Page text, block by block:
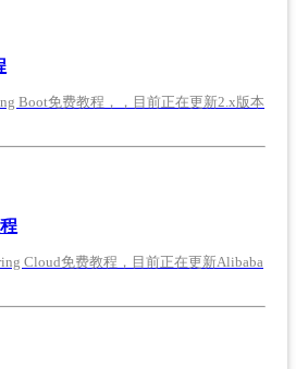
Boot免费教程，，目前正在更新2.x版本
Cloud免费教程，目前正在更新Alibaba